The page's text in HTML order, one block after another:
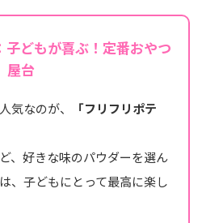
子どもが喜ぶ！定番おやつ
屋台
気なのが、
「フリフリポテ
、好きな味のパウダーを選ん
、子どもにとって最高に楽し